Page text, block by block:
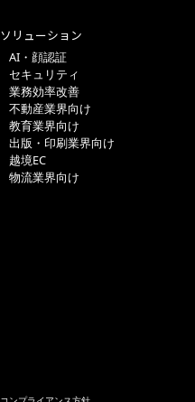
ソリューション
AI・顔認証
セキュリティ
業務効率改善
不動産業界向け
教育業界向け
出版・印刷業界向け
越境EC
物流業界向け